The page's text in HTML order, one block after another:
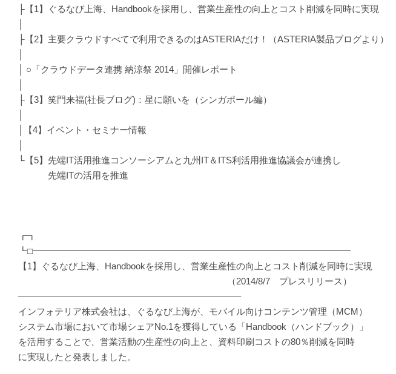
├【1】ぐるなび上海、Handbookを採用し、営業生産性の向上とコスト削減を同時に実現
├【2】主要クラウドすべてで利用できるのはASTERIAだけ！（ASTERIA製品ブログより）
│ ○「クラウドデータ連携 納涼祭 2014」開催レポート
├【3】笑門来福(社長ブログ)：星に願いを（シンガポール編）
│【4】イベント・セミナー情報
└【5】先端IT活用推進コンソーシアムと九州IT＆ITS利活用推進協議会が連携し
先端ITの活用を推進
┏┓
┗□━━━━━━━━━━━━━━━━━━━━━━━━━━━━━━━━━━━
【1】ぐるなび上海、Handbookを採用し、営業生産性の向上とコスト削減を同時に実現
（2014/8/7 プレスリリース）
————————————————————————–
インフォテリア株式会社は、ぐるなび上海が、モバイル向けコンテンツ管理（MCM）
システム市場において市場シェアNo.1を獲得している「Handbook（ハンドブック）」
を活用することで、営業活動の生産性の向上と、資料印刷コストの80％削減を同時
に実現したと発表しました。